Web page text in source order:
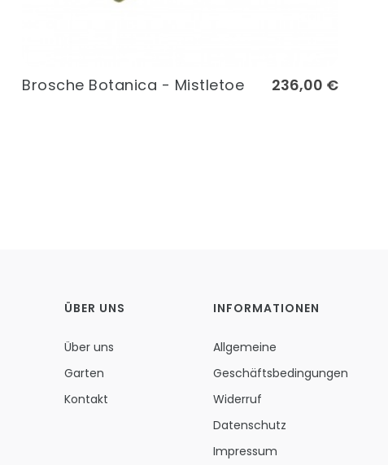
236,00 €
Brosche Botanica - Mistletoe
ÜBER UNS
Über uns
Garten
Kontakt
INFORMATIONEN
Allgemeine
Geschäftsbedingungen
Widerruf
Datenschutz
Impressum